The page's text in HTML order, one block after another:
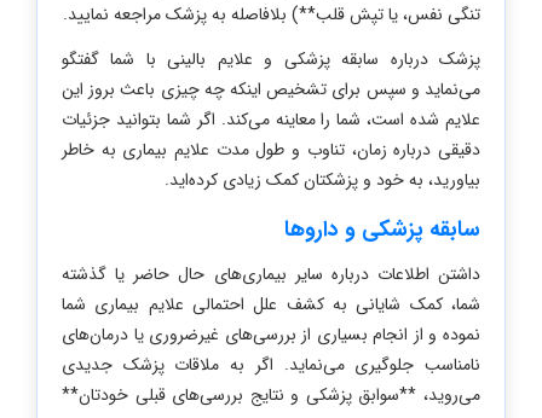
تنگی نفس، یا تپش قلب**) بلافاصله به پزشک مراجعه نمایید.
پزشک درباره سابقه پزشکی و علایم بالینی با شما گفتگو
می‌نماید و سپس برای تشخیص اینکه چه چیزی باعث بروز این
علایم شده است، شما را معاینه می‌کند. اگر شما بتوانید جزئیات
دقیقی درباره زمان، تناوب و طول مدت علایم بیماری به خاطر
بیاورید، به خود و پزشکتان کمک زیادی کرده‌اید.
سابقه پزشکی و داروها
داشتن اطلاعات درباره سایر بیماری‌های حال حاضر یا گذشته
شما، کمک شایانی به کشف علل احتمالی علایم بیماری شما
نموده و از انجام بسیاری از بررسی‌های غیرضروری یا درمان‌های
نامناسب جلوگیری می‌نماید. اگر به ملاقات پزشک جدیدی
می‌روید، **سوابق پزشکی و نتایج بررسی‌های قبلی خودتان**